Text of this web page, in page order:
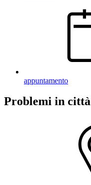
appuntamento
Problemi in città